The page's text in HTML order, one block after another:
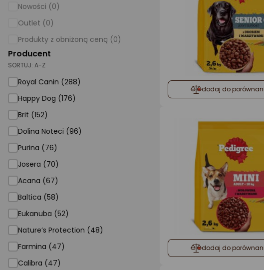
Sport i turystyka
Zabawki i dziecko
Supermarket
Strefa marek
Nowości (0)
Outlet (0)
Produkty z obniżoną ceną (0)
Producent
SORTUJ: A-Z
Royal Canin (288)
Happy Dog (176)
Brit (152)
Dolina Noteci (96)
Purina (76)
Josera (70)
Acana (67)
Baltica (58)
Eukanuba (52)
Nature’s Protection (48)
Farmina (47)
Calibra (47)
dodaj do
dodaj do